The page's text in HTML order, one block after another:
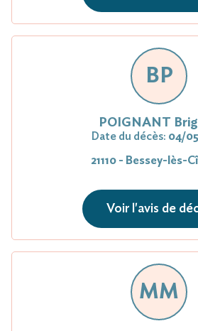
BP
POIGNANT
Date du décès: 04/
21110 - Bessey-lès-
Voir l'avis de
MM